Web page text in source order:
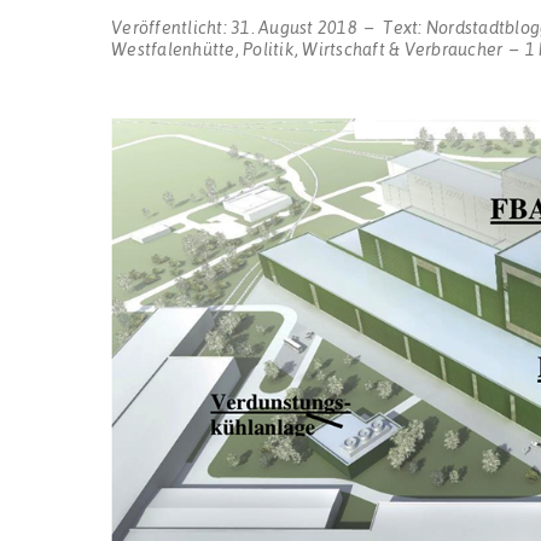
Veröffentlicht: 31. August 2018 Text:
Westfalenhütte Politik ,Wirtschaft & Verbraucher 1